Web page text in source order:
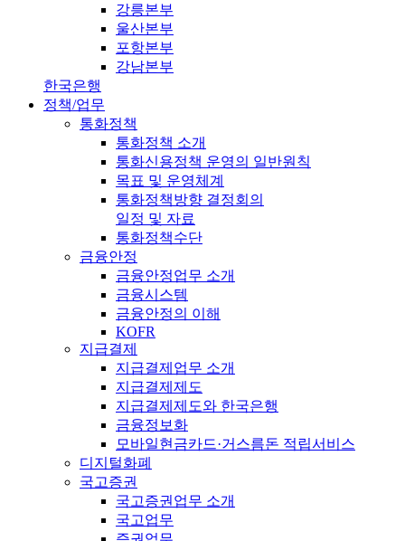
강릉본부
울산본부
포항본부
강남본부
한국은행
정책/업무
통화정책
통화정책 소개
통화신용정책 운영의 일반원칙
목표 및 운영체계
통화정책방향 결정회의
일정 및 자료
통화정책수단
금융안정
금융안정업무 소개
금융시스템
금융안정의 이해
KOFR
지급결제
지급결제업무 소개
지급결제제도
지급결제제도와 한국은행
금융정보화
모바일현금카드·거스름돈 적립서비스
디지털화폐
국고증권
국고증권업무 소개
국고업무